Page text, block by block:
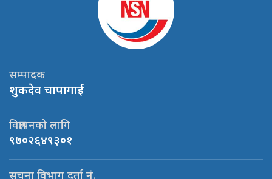
सम्पादक
शुकदेव चापागाई
विज्ञापनको लागि
९७०२६४९३०१
सूचना विभाग दर्ता नं.